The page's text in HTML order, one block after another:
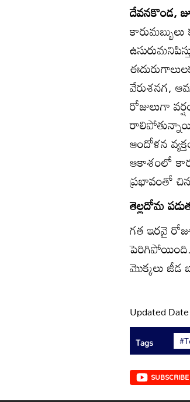
దేవనకొండ,
వేరుశనగ,
రోజులుగా
ఆందోళన
ఆకాశంలో
ప్రభావంతో
తెల్లదోమ
గత ఇరవై
పెరిగిపోయింది.
మొక్కలు
Updated
Tags
SUBSCRIBE